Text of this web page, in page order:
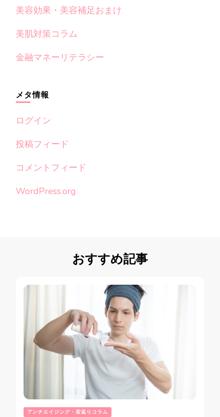
美容効果・美容補足おまけ
美肌対策コラム
金融マネーリテラシー
メタ情報
ログイン
投稿フィード
コメントフィード
WordPress.org
おすすめ記事
アンチエイジング・若返りコラム